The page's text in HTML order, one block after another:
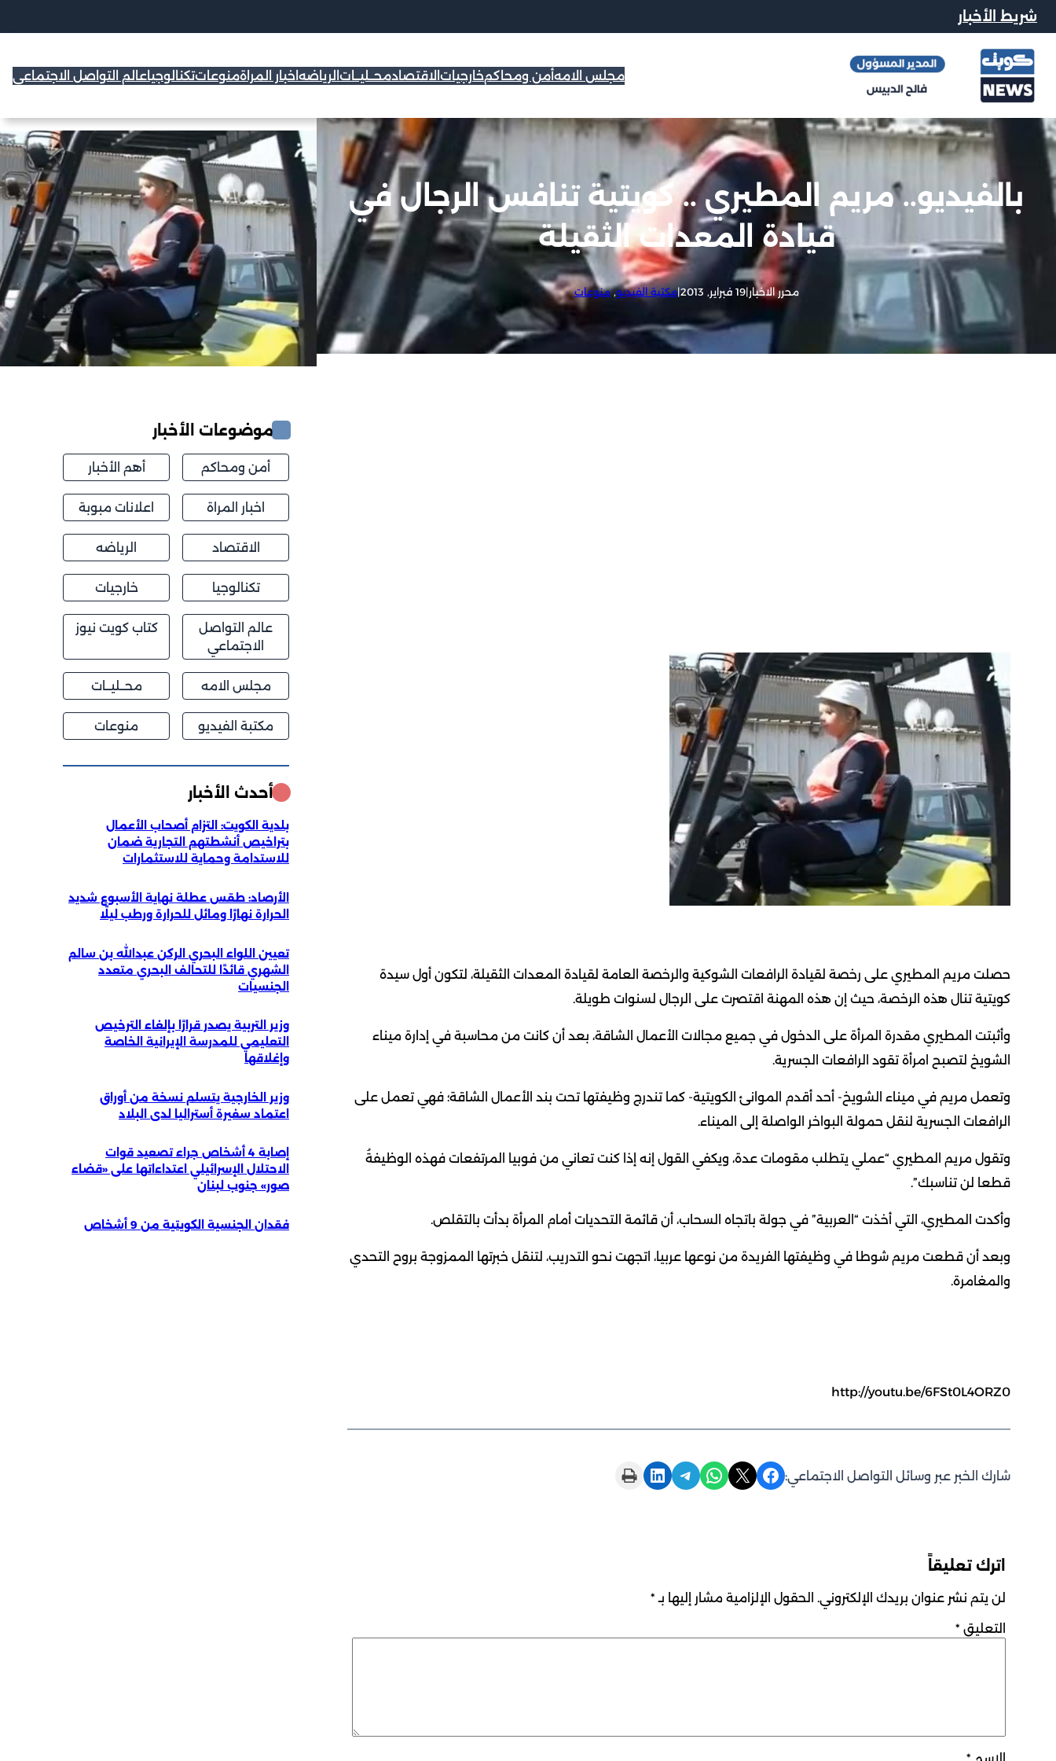
شريط الأخبار
مجلس الامهأمن ومحاكمخارجيات الاقتصادمحــليــات الرياضه اخبار المراةمنوعاتتكنالوجياعالم التواصل الاجتماعي
بالفيديو.. مريم المطيري .. كويتية تنافس الرجال في
قيادة المعدات الثقيلة
محرر الاخبار|19 فبراير, 2013 |مكتبة الفيديو, منوعات
حصلت مريم المطيري على رخصة لقيادة الرافعات الشوكية والرخصة العامة لقيادة المعدات الثقيلة، لتكون أول سيدة
كويتية تنال هذه الرخصة، حيث إن هذه المهنة اقتصرت على الرجال لسنوات طويلة.
وأثبتت المطيري مقدرة المرأة على الدخول في جميع مجالات الأعمال الشاقة، بعد أن كانت من محاسبة في إدارة ميناء
الشويخ لتصبح امرأة تقود الرافعات الجسرية.
وتعمل مريم في ميناء الشويخ- أحد أقدم الموانئ الكويتية- كما تندرج وظيفتها تحت بند الأعمال الشاقة؛ فهي تعمل على
الرافعات الجسرية لنقل حمولة البواخر الواصلة إلى الميناء.
وتقول مريم المطيري “عملي يتطلب مقومات عدة، ويكفي القول إنه إذا كنت تعاني من فوبيا المرتفعات فهذه الوظيفةُ
قطعا لن تناسبك”.
وأكدت المطيري، التي أخذت “العربية” في جولة باتجاه السحاب، أن قائمة التحديات أمام المرأة بدأت بالتقلص.
وبعد أن قطعت مريم شوطا في وظيفتها الفريدة من نوعها عربيا، اتجهت نحو التدريب، لتنقل خبرتها الممزوجة بروح التحدي
والمغامرة.
http://youtu.be/6FSt0L4ORZ0
شارك الخبر عبر وسائل التواصل الاجتماعي: Share on Facebook
Share on X
Share on WhatsApp
Share on Telegram
Share on LinkedIn
Print this Page
اترك تعليقاً
لن يتم نشر عنوان بريدك الإلكتروني. الحقول الإلزامية مشار إليها بـ *
التعليق *
موضوعات الأخبار
أمن ومحاكم أهم الأخبار
اخبار المراة اعلانات مبوبة
الاقتصاد الرياضه
تكنالوجيا خارجيات
عالم التواصل
الاجتماعي
كتاب كويت نيوز
مجلس الامه محــليــات
مكتبة الفيديو منوعات
أحدث الأخبار
بلدية الكويت: التزام أصحاب الأعمال
بتراخيص أنشطتهم التجارية ضمان
للاستدامة وحماية للاستثمارات
الأرصاد: طقس عطلة نهاية الأسبوع شديد
الحرارة نهارًا ومائل للحرارة ورطب ليلًا
تعيين اللواء البحري الركن عبدالله بن سالم
الشهري قائدًا للتحالف البحري متعدد
الجنسيات
وزير التربية يصدر قرارًا بإلغاء الترخيص
التعليمي للمدرسة الإيرانية الخاصة
وإغلاقها
وزير الخارجية يتسلم نسخة من أوراق
اعتماد سفيرة أستراليا لدى البلاد
إصابة 4 أشخاص جراء تصعيد قوات
الاحتلال الإسرائيلي اعتداءاتها على «قضاء
صور» جنوب لبنان
فقدان الجنسية الكويتية من 9 أشخاص